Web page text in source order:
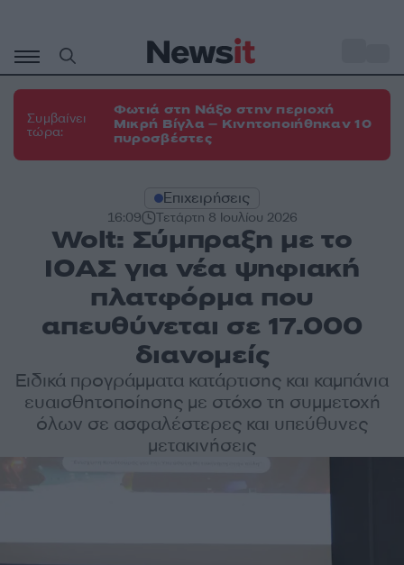
περιεχόμενο
Συμβαίνει
τώρα:
Φωτιά στη Νάξο στην περιοχή
Μικρή Βίγλα – Κινητοποιήθηκαν 10
πυροσβέστες
Επιχειρήσεις
16:09 Τετάρτη 8 Ιουλίου 2026
Wolt: Σύμπραξη με το
ΙΟΑΣ για νέα ψηφιακή
πλατφόρμα που
απευθύνεται σε 17.000
διανομείς
Ειδικά προγράμματα κατάρτισης και καμπάνια
ευαισθητοποίησης με στόχο τη συμμετοχή
όλων σε ασφαλέστερες και υπεύθυνες
μετακινήσεις